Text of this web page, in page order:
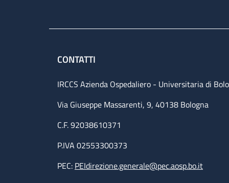
CONTATTI
IRCCS Azienda Ospedaliero - Universitaria di
Via Giuseppe Massarenti, 9, 40138 Bologna
C.F. 92038610371
P.IVA 02553300373
PEC: PEIdirezione.generale@pec.aosp.bo.it